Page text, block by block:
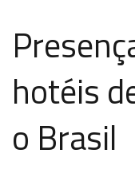
hotéis
o Brasil